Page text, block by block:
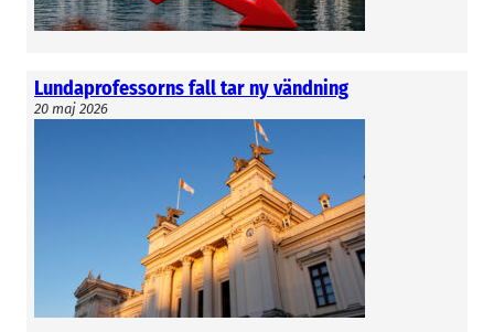
Lundaprofessorns fall tar ny vändning
20 maj 2026